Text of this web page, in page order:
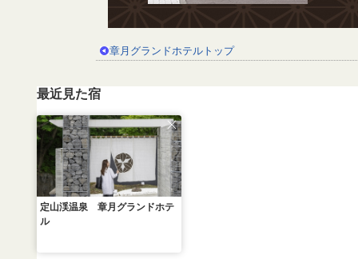
章月グランドホテルトップ
最近見た宿
定山渓温泉 章月グランドホテ
ル